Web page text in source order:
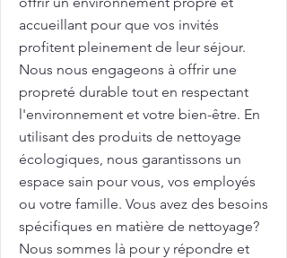
accueillant pour que vos invités
profitent pleinement de leur séjour.
Nous nous engageons à offrir une
propreté durable tout en respectant
l'environnement et votre bien-être. En
utilisant des produits de nettoyage
écologiques, nous garantissons un
espace sain pour vous, vos employés
ou votre famille. Vous avez des besoins
spécifiques en matière de nettoyage?
Nous sommes là pour y répondre et